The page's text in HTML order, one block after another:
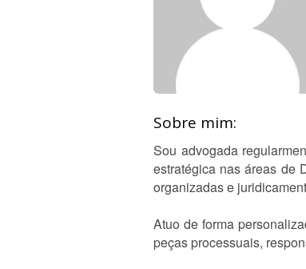
Sobre mim:
Sou advogada
estratégica nas áreas de
organizadas e
Atuo de forma
peças processuais,